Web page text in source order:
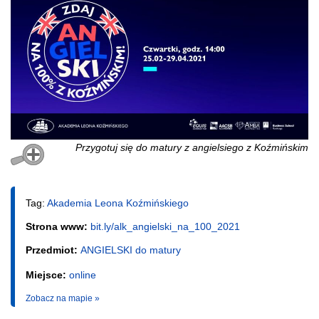
Przygotuj się do matury z angielsiego z Koźmińskim
Tag: Akademia Leona Koźmińskiego
Strona www: bit.ly/alk_angielski_na_100_2021
Przedmiot: ANGIELSKI do matury
Miejsce: online
Zobacz na mapie »